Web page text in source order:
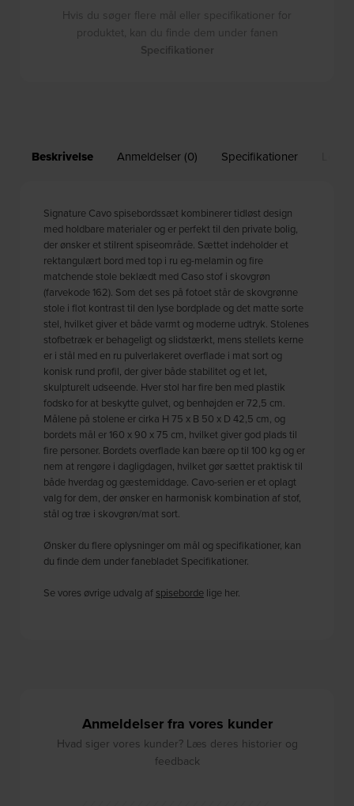
Beskrivelse Anmeldelser (0) Specifikationer
Signature Cavo spisebordssæt kombinerer tidløst design
med holdbare materialer og er perfekt til den private bolig,
der ønsker et stilrent spiseområde. Sættet indeholder et
rektangulært bord med top i ru eg-melamin og fire
matchende stole beklædt med Caso stof i skovgrøn
(farvekode 162). Som det ses på fotoet står de skovgrønne
stole i flot kontrast til den lyse bordplade og det matte sorte
stel, hvilket giver et både varmt og moderne udtryk. Stolenes
stofbetræk er behageligt og slidstærkt, mens stellets kerne
er i stål med en ru pulverlakeret overflade i mat sort og
konisk rund profil, der giver både stabilitet og et let,
skulpturelt udseende. Hver stol har fire ben med plastik
fodsko for at beskytte gulvet, og benhøjden er 72,5 cm.
Målene på stolene er cirka H 75 x B 50 x D 42,5 cm, og
bordets mål er 160 x 90 x 75 cm, hvilket giver god plads til
fire personer. Bordets overflade kan bære op til 100 kg og er
nem at rengøre i dagligdagen, hvilket gør sættet praktisk til
både hverdag og gæstemiddage. Cavo-serien er et oplagt
valg for dem, der ønsker en harmonisk kombination af stof,
stål og træ i skovgrøn/mat sort.
Ønsker du flere oplysninger om mål og specifikationer, kan
du finde dem under fanebladet Specifikationer.
Se vores øvrige udvalg af spiseborde lige her.
Anmeldelser fra vores kunder
Hvad siger vores kunder? Læs deres historier og
feedback
Hvis du søger flere mål eller specifikationer for
produktet, kan du finde dem under fanen
Specifikationer